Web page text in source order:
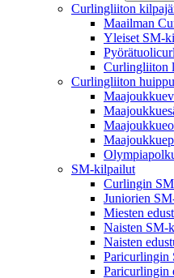
Curlingliiton
Maailman
Yleiset SM-
Curlingliiton
Curlingliiton
SM-kilpailut
Curlingin
Juniorien
Miesten
Naisten SM-
Naisten
Paricurlingin
Paricurlingin